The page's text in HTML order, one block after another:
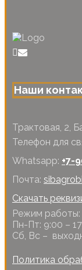
Наши
Трактовая, 2,
Телефон для
Whatsapp: +7-
Почта:
Скачать
Режим работы:
Пн-Пт: 9:00 –
Сб, Вс –
Политика